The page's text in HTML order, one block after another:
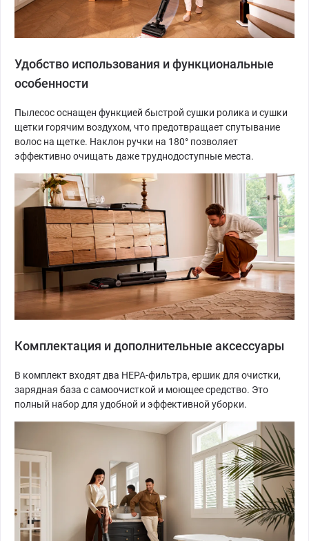
Удобство использования и функциональные
особенности
Пылесос оснащен функцией быстрой сушки ролика и сушки
щетки горячим воздухом, что предотвращает спутывание
волос на щетке. Наклон ручки на 180° позволяет
эффективно очищать даже труднодоступные места.
Комплектация и дополнительные аксессуары
В комплект входят два HEPA-фильтра, ершик для очистки,
зарядная база с самоочисткой и моющее средство. Это
полный набор для удобной и эффективной уборки.